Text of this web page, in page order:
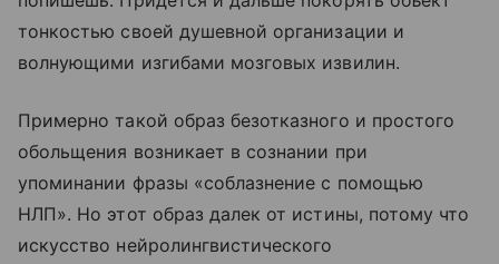
тонкостью своей душевной организации и
волнующими изгибами мозговых извилин.
Примерно такой образ безотказного и простого
обольщения возникает в сознании при
упоминании фразы «соблазнение с помощью
НЛП». Но этот образ далек от истины, потому что
искусство нейролингвистического